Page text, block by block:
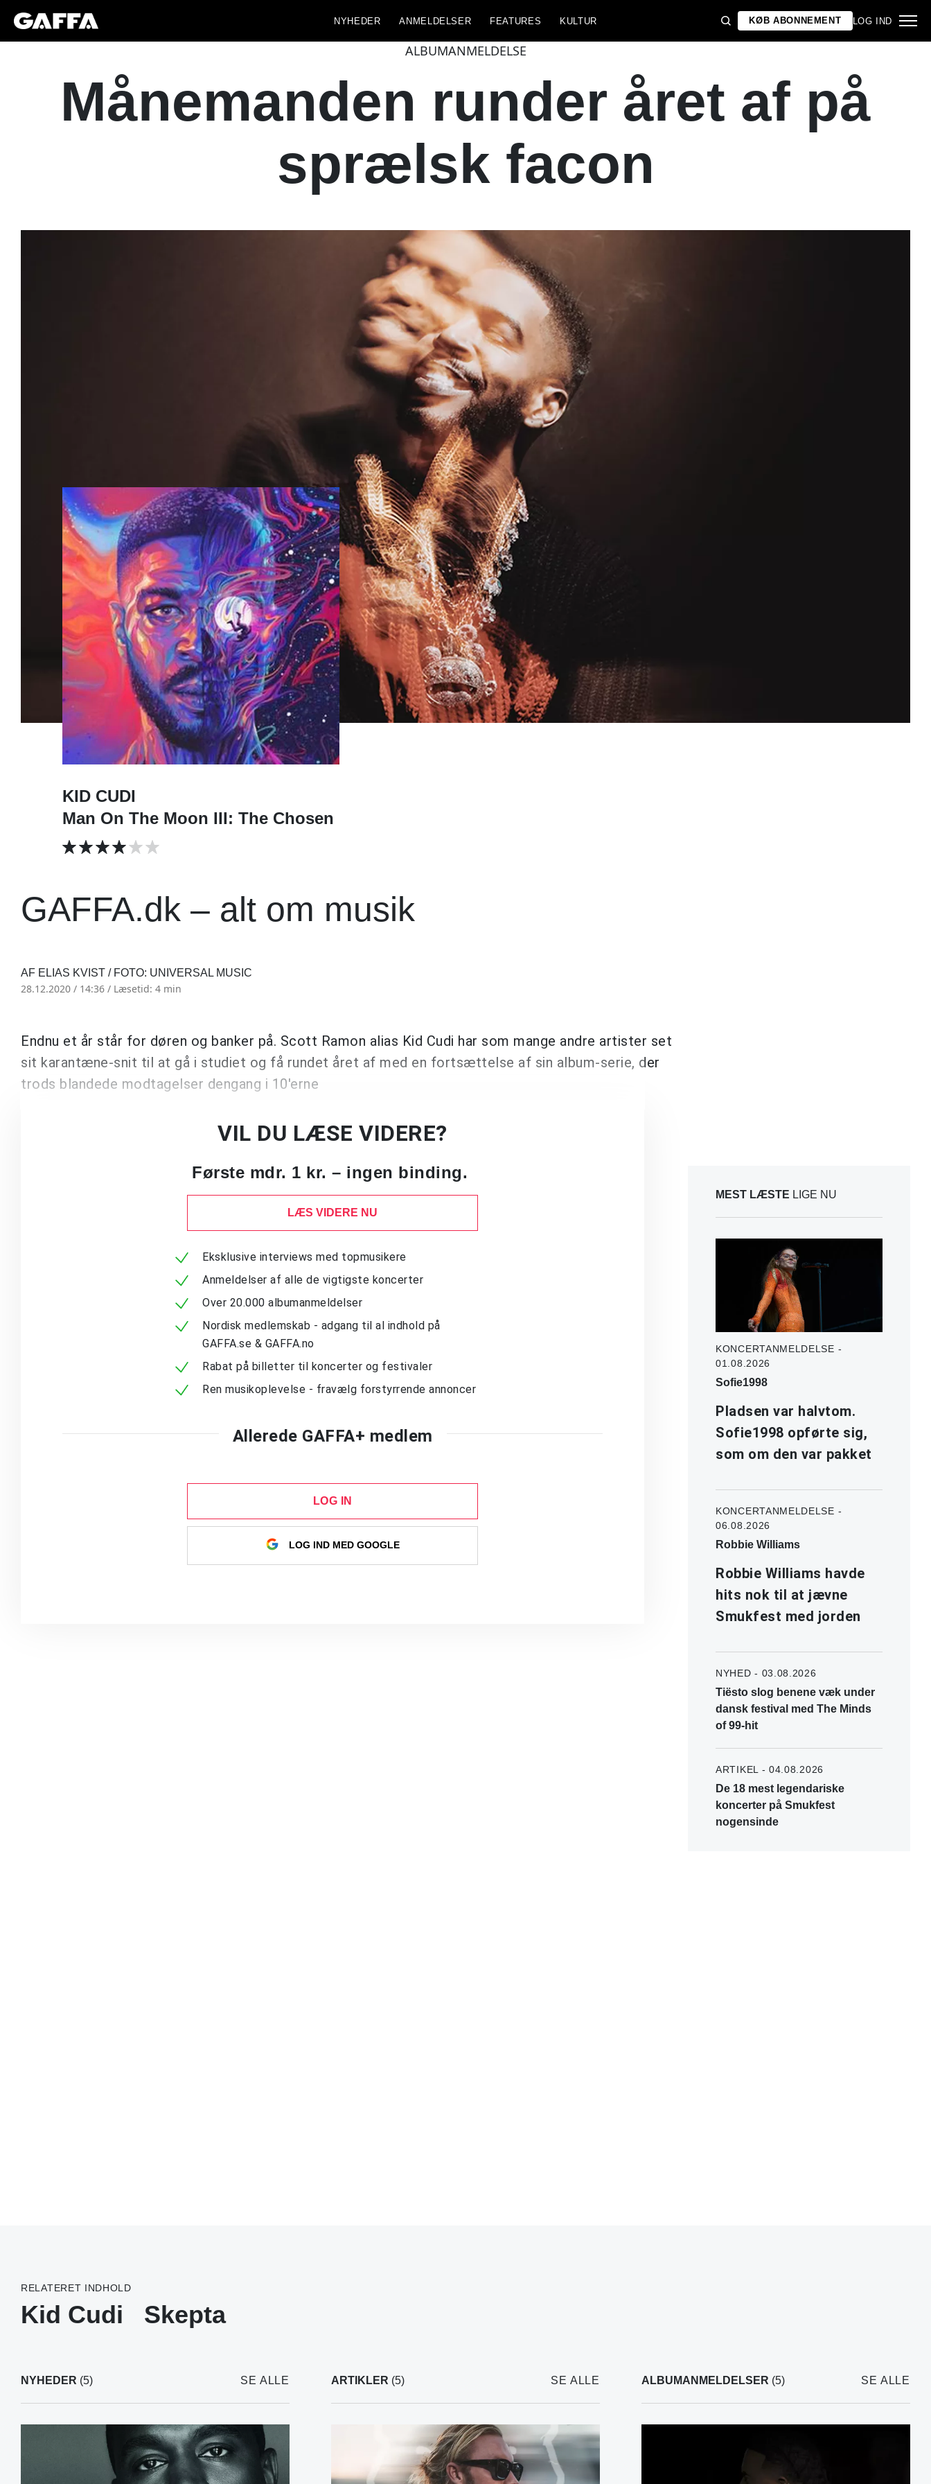
NYHEDER ANMELDELSER FEATURES KULTUR KØB ABONNEMENT LOG IND
ALBUMANMELDELSE
Månemanden runder året af på
sprælsk facon
KID CUDI
Man On The Moon III: The Chosen
GAFFA.dk – alt om musik
AF ELIAS KVIST / FOTO: UNIVERSAL MUSIC
28.12.2020 / 14:36 / Læsetid: 4 min
Endnu et år står for døren og banker på. Scott Ramon alias Kid Cudi har som mange andre artister set
sit karantæne-snit til at gå i studiet og få rundet året af med en fortsættelse af sin album-serie, der
trods blandede modtagelser dengang i 10'erne
VIL DU LÆSE VIDERE?
Første mdr. 1 kr. – ingen binding.
LÆS VIDERE NU
Eksklusive interviews med topmusikere
Anmeldelser af alle de vigtigste koncerter
Over 20.000 albumanmeldelser
Nordisk medlemskab - adgang til al indhold på
GAFFA.se & GAFFA.no
Rabat på billetter til koncerter og festivaler
Ren musikoplevelse - fravælg forstyrrende annoncer
Allerede GAFFA+ medlem
LOG IN
LOG IND MED GOOGLE
MEST LÆSTE LIGE NU
KONCERTANMELDELSE -
01.08.2026
Sofie1998
Pladsen var halvtom.
Sofie1998 opførte sig,
som om den var pakket
KONCERTANMELDELSE -
06.08.2026
Robbie Williams
Robbie Williams havde
hits nok til at jævne
Smukfest med jorden
NYHED - 03.08.2026
Tiësto slog benene væk under
dansk festival med The Minds
of 99-hit
ARTIKEL - 04.08.2026
De 18 mest legendariske
koncerter på Smukfest
nogensinde
RELATERET INDHOLD
Kid Cudi Skepta
NYHEDER (5) SE ALLE ARTIKLER (5) SE ALLE ALBUMANMELDELSER (5) SE ALLE